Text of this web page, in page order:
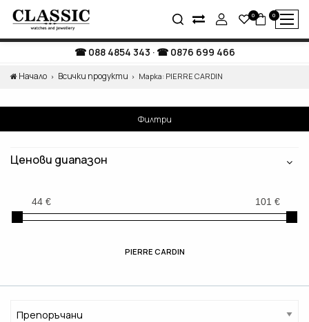
0 0
088 4854 343 · 0876 699 466
Начало Всички продукти Марка: PIERRE CARDIN
Филтри
Ценови диапазон
PIERRE CARDIN